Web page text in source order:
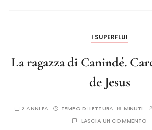
I SUPERFLUI
La ragazza di Canindé.
de Jesus
2 ANNI FA TEMPO DI LETTURA:16 MINUTI
LASCIA UN COMMENTO